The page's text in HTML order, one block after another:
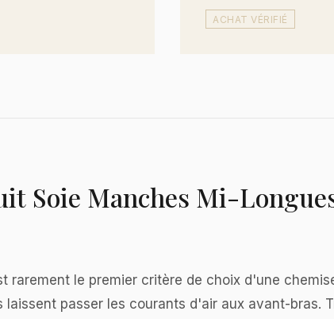
ACHAT VÉRIFIÉ
Soie Manches Mi-
rarement le premier critère de choix d'une
laissent passer les courants d'air aux avant-